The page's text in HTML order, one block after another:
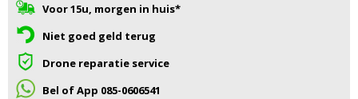
Voor 15u, morgen in huis*
Niet goed geld terug
Drone reparatie service
Bel of App 085-0606541